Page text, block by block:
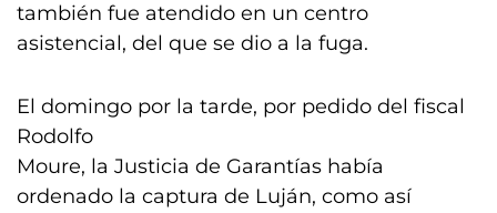
también fue atendido en un centro
asistencial, del que se dio a la fuga.
El domingo por la tarde, por pedido del fiscal
Rodolfo
Moure, la Justicia de Garantías había
ordenado la captura de Luján, como así